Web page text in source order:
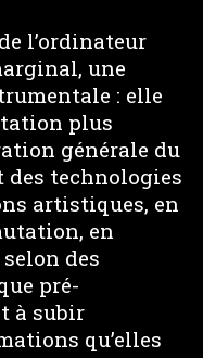
l’ordinateur
une
: elle
plus
générale du
des technologies
artistiques, en
en
des
pré-
à subir
qu’elles